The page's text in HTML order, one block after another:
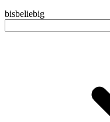
bisbeliebig